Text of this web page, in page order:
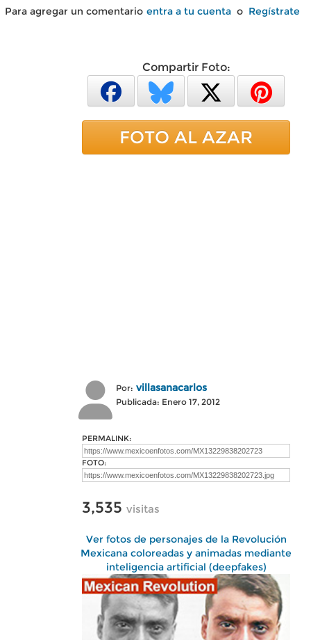
Para agregar un comentario entra a tu cuenta o Regístrate
Compartir Foto:
FOTO AL AZAR
Por: villasanacarlos
Publicada: Enero 17, 2012
PERMALINK:
FOTO:
3,535 visitas
Ver fotos de personajes de la Revolución
Mexicana coloreadas y animadas mediante
inteligencia artificial (deepfakes)